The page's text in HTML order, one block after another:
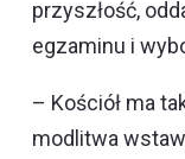
przyszłość,
egzaminu i
– Kościół ma
modlitwa